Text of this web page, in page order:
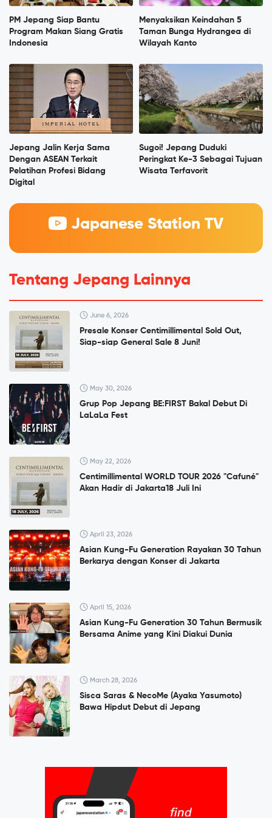
PM Jepang Siap Bantu
Program Makan Siang Gratis
Indonesia
Menyaksikan Keindahan 5
Taman Bunga Hydrangea di
Wilayah Kanto
Jepang Jalin Kerja Sama
Dengan ASEAN Terkait
Pelatihan Profesi Bidang
Digital
Sugoi! Jepang Duduki
Peringkat Ke-3 Sebagai Tujuan
Wisata Terfavorit
Japanese Station TV
Tentang Jepang Lainnya
June 6, 2026
Presale Konser Centimillimental Sold Out,
Siap-siap General Sale 8 Juni!
May 30, 2026
Grup Pop Jepang BE:FIRST Bakal Debut Di
LaLaLa Fest
May 22, 2026
Centimillimental WORLD TOUR 2026 "Cafuné"
Akan Hadir di Jakarta18 Juli Ini
April 23, 2026
Asian Kung-Fu Generation Rayakan 30 Tahun
Berkarya dengan Konser di Jakarta
April 15, 2026
Asian Kung-Fu Generation 30 Tahun Bermusik
Bersama Anime yang Kini Diakui Dunia
March 28, 2026
Sisca Saras & NecoMe (Ayaka Yasumoto)
Bawa Hipdut Debut di Jepang